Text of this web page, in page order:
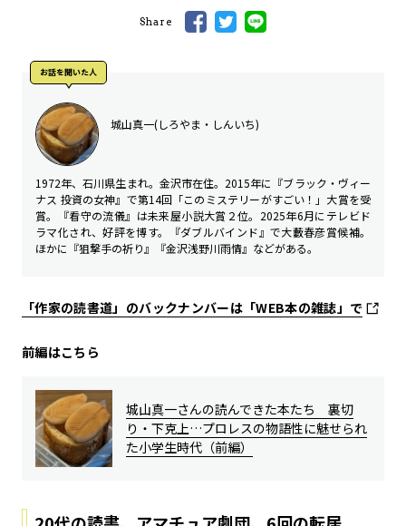
Share
お話を聞いた人
城山真一(しろやま・しんいち)
1972年、石川県生まれ。金沢市在住。2015年に『ブラック・ヴィー
ナス 投資の女神』で第14回「このミステリーがすごい！」大賞を受
賞。『看守の流儀』は未来屋小説大賞２位。2025年6月にテレビド
ラマ化され、好評を博す。『ダブルバインド』で大藪春彦賞候補。
ほかに『狙撃手の祈り』『金沢浅野川雨情』などがある。
「作家の読書道」のバックナンバーは「WEB本の雑誌」で
前編はこちら
城山真一さんの読んできた本たち 裏切
り・下克上…プロレスの物語性に魅せられ
た小学生時代（前編）